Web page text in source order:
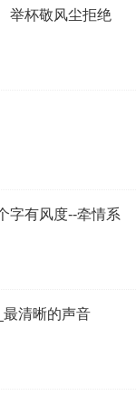
举杯敬风尘拒绝
字有风度--牵情系
清晰的声音